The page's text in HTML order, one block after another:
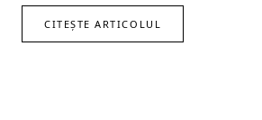
CITEȘTE ARTICOLUL